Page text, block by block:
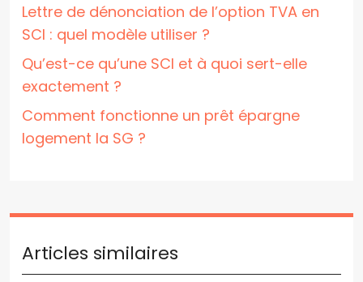
Lettre de dénonciation de l’option TVA en
SCI : quel modèle utiliser ?
Qu’est-ce qu’une SCI et à quoi sert-elle
exactement ?
Comment fonctionne un prêt épargne
logement la SG ?
Articles similaires